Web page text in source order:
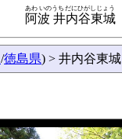
阿波 井内谷東城
あわ いのうちだにひがしじょう
/徳島県) > 井内谷東城